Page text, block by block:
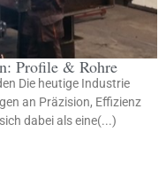
Profile & Rohre
Die heutige Industrie
an Präzision, Effizienz
dabei als eine(...)